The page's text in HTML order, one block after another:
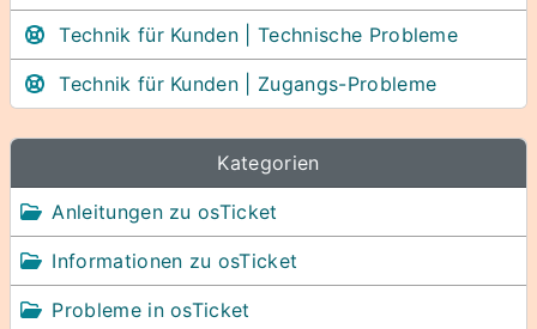
Technik für Kunden | Technische Probleme
Technik für Kunden | Zugangs-Probleme
Kategorien
Anleitungen zu osTicket
Informationen zu osTicket
Probleme in osTicket